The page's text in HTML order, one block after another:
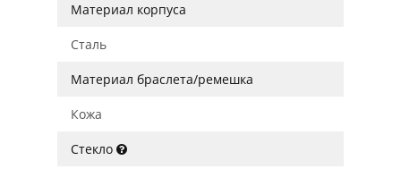
Материал корпуса
Сталь
Материал браслета/ремешка
Кожа
Стекло